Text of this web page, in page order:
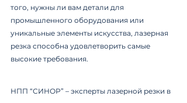
того, нужны ли вам детали для
промышленного оборудования или
уникальные элементы искусства, лазерная
резка способна удовлетворить самые
высокие требования.
НПП “СИНОР” – эксперты лазерной резки в